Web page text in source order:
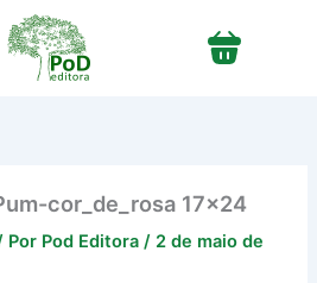
cor_de_rosa 17×24
Por Pod Editora/ 2 de maio de